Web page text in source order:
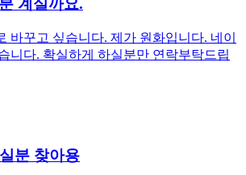
계실까요.
바꾸고 싶습니다. 제가 원화입니다. 네이
니다. 확실하게 하실분만 연락부탁드립
분 찾아용